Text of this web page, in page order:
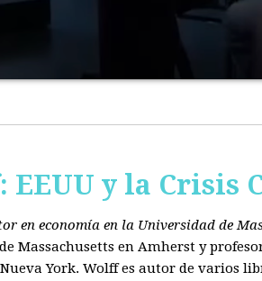
y la Crisis
economía en la Universidad de
Massachusetts en Amherst y
York. Wolff es autor de varios